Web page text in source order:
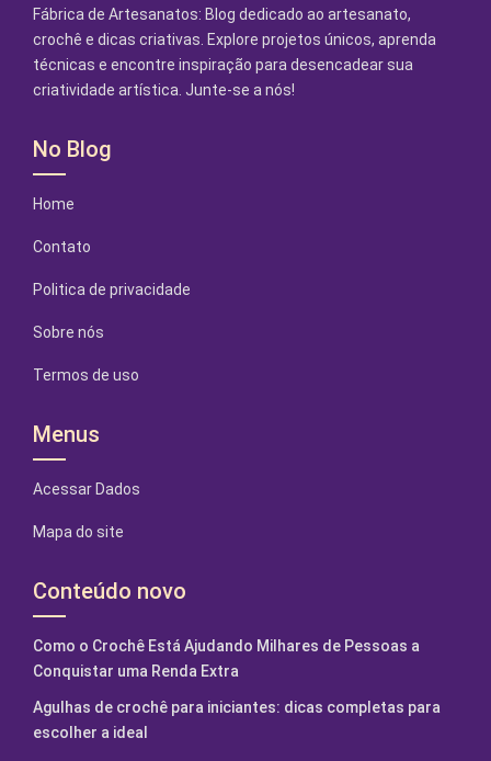
Fábrica de Artesanatos: Blog dedicado ao artesanato,
crochê e dicas criativas. Explore projetos únicos, aprenda
técnicas e encontre inspiração para desencadear sua
criatividade artística. Junte-se a nós!
No Blog
Home
Contato
Politica de privacidade
Sobre nós
Termos de uso
Menus
Acessar Dados
Mapa do site
Conteúdo novo
Como o Crochê Está Ajudando Milhares de Pessoas a
Conquistar uma Renda Extra
Agulhas de crochê para iniciantes: dicas completas para
escolher a ideal